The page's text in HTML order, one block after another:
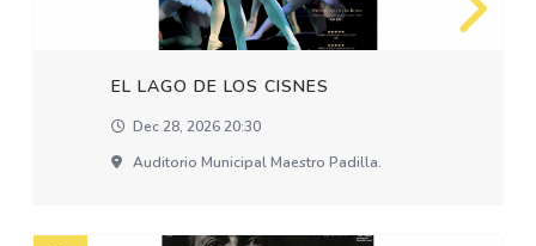
EL LAGO DE LOS CISNES
Dec 28, 2026 20:30
Auditorio Municipal Maestro Padilla.